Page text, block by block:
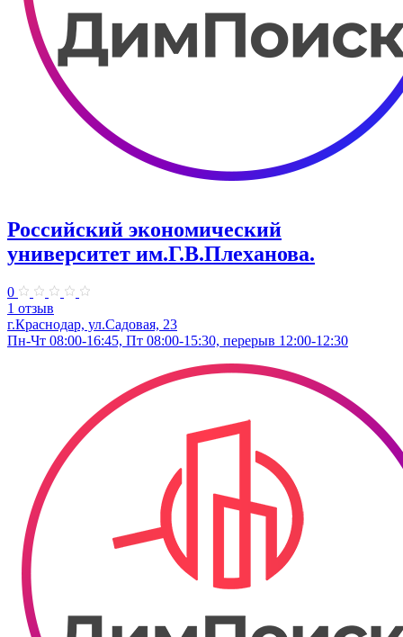
Российский экономический
университет им.Г.В.Плеханова.
0
1 отзыв
г.Краснодар, ул.Садовая, 23
Пн-Чт 08:00-16:45, Пт 08:00-15:30, перерыв 12:00-12:30